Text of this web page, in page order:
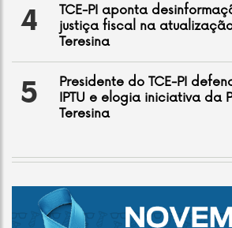
4
TCE-PI aponta
justiça fiscal na
Teresina
5
Presidente do TCE-PI
IPTU e elogia iniciativa da
Teresina